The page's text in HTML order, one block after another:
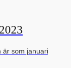
är som januari